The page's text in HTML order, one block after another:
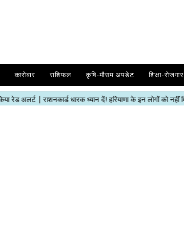
कारोबार राशिफल कृषि-मौसम अपडेट शिक्षा-रोजगार